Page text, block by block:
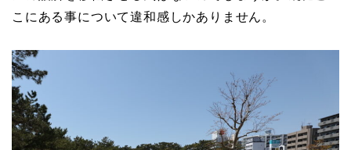
こにある事について違和感しかありません。